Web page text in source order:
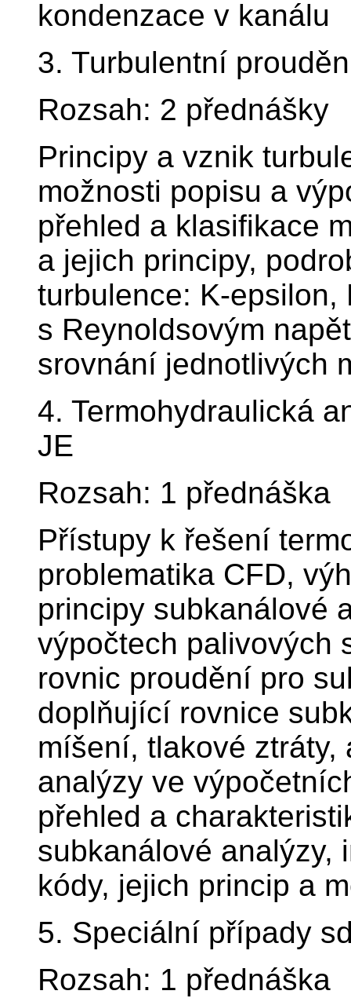
kondenzace v kanálu
3. Turbulentní
Rozsah: 2 přednášky
Principy a vznik
možnosti popisu a
přehled a klasifikace
a jejich principy,
turbulence: K-epsilon,
s Reynoldsovým
srovnání jednotlivých
4. Termohydraulická
JE
Rozsah: 1 přednáška
Přístupy k řešení
problematika CFD,
principy subkanálové
výpočtech palivových
rovnic proudění pro
doplňující rovnice
míšení, tlakové
analýzy ve
přehled a
subkanálové analýzy,
kódy, jejich princip a
5. Speciální případy
Rozsah: 1 přednáška